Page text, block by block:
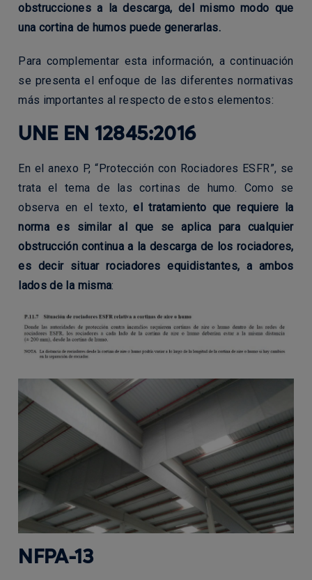
obstrucciones a la descarga, del mismo modo que
una cortina de humos puede generarlas.
Para complementar esta información, a continuación
se presenta el enfoque de las diferentes normativas
más importantes al respecto de estos elementos:
UNE EN 12845:2016
En el anexo P, “Protección con Rociadores ESFR”, se
trata el tema de las cortinas de humo. Como se
observa en el texto,el tratamiento que requiere la
norma es similar al que se aplica para cualquier
obstrucción continua a la descarga de los rociadores,
es decir situar rociadores equidistantes, a ambos
lados de la misma:
NFPA-13